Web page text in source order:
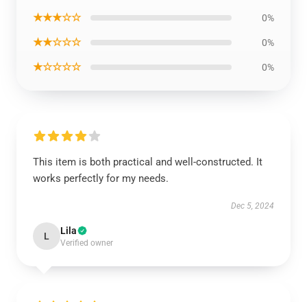
★★★☆☆ 0%
★★☆☆☆ 0%
★☆☆☆☆ 0%
This item is both practical and well-constructed. It
works perfectly for my needs.
Dec 5, 2024
L Lila
Verified owner